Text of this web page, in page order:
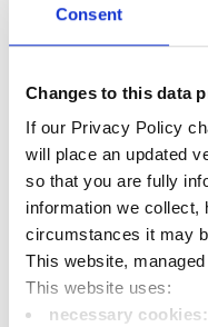
Consent
Changes to this data
If our Privacy Policy
will place an updated
so that you are fully
information we collect,
circumstances it may
This website,
This website uses:
necessary cookies:
FLEXflow